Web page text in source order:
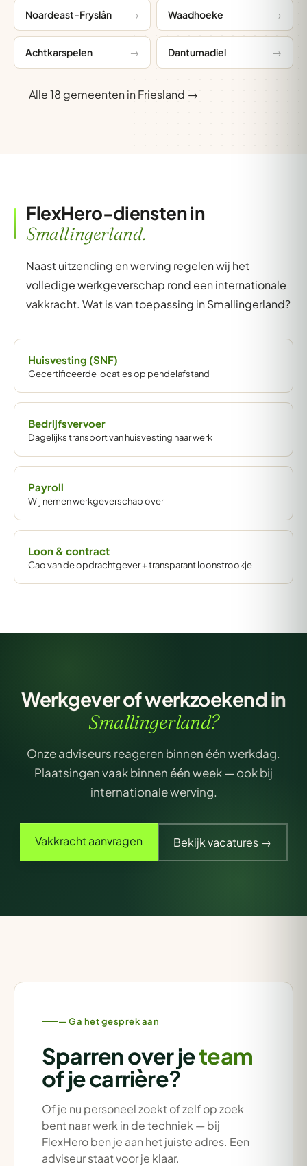
Noardeast-Fryslân Waadhoeke
Achtkarspelen Dantumadiel
Alle 18 gemeenten in Friesland →
FlexHero-diensten in
Smallingerland.
Naast uitzending en werving regelen wij het
volledige werkgeverschap rond een internationale
vakkracht. Wat is van toepassing in Smallingerland?
Huisvesting (SNF)
Gecertificeerde locaties op pendelafstand
Bedrijfsvervoer
Dagelijks transport van huisvesting naar werk
Payroll
Wij nemen werkgeverschap over
Loon & contract
Cao van de opdrachtgever + transparant loonstrookje
Werkgever of werkzoekend in
Smallingerland?
Onze adviseurs reageren binnen één werkdag.
Plaatsingen vaak binnen één week — ook bij
internationale werving.
Vakkracht aanvragen Bekijk vacatures →
— Ga het gesprek aan
Sparren over jeteam
of je carrière?
Of je nu personeel zoekt of zelf op zoek
bent naar werk in de techniek — bij
FlexHero ben je aan het juiste adres. Een
adviseur staat voor je klaar.